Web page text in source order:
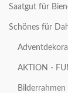
Saatgut für
Schönes für
AKTION -
Bilderrahmen